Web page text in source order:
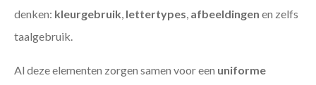
denken: kleurgebruik, lettertypes, afbeeldingen en zelfs
taalgebruik.
Al deze elementen zorgen samen voor een uniforme